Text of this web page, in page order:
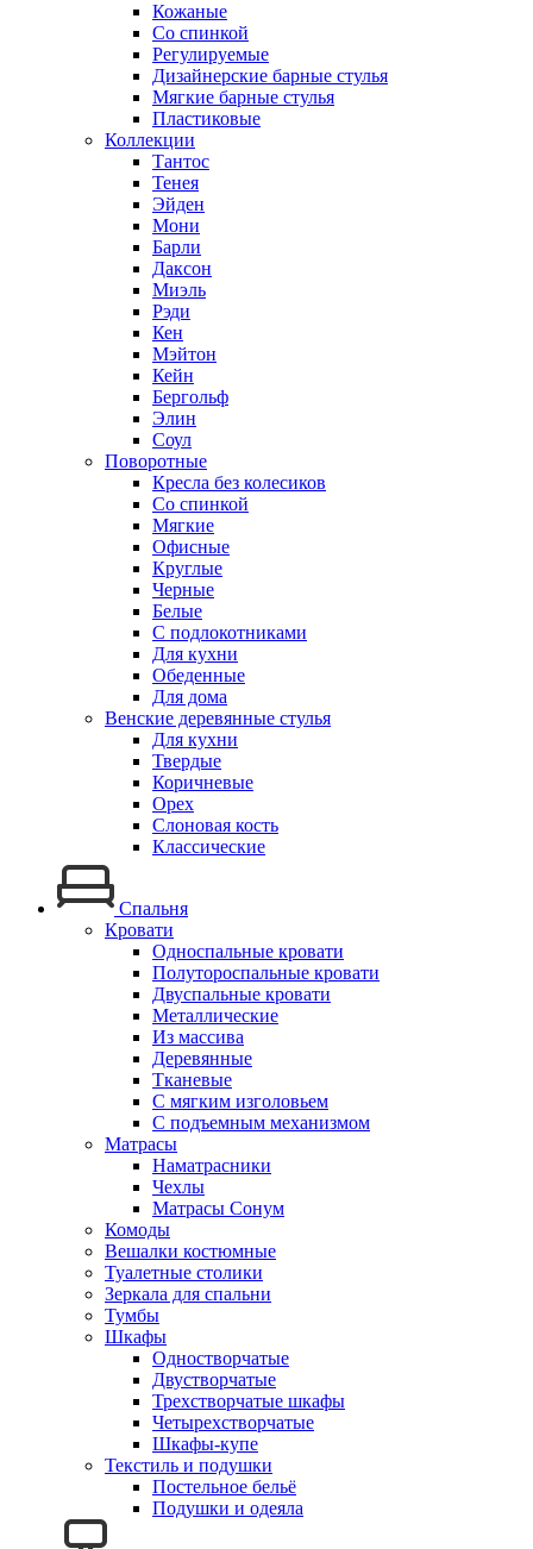
Кожаные
Со спинкой
Регулируемые
Дизайнерские барные стулья
Мягкие барные стулья
Пластиковые
Коллекции
Тантос
Тенея
Эйден
Мони
Барли
Даксон
Миэль
Рэди
Кен
Мэйтон
Кейн
Бергольф
Элин
Соул
Поворотные
Кресла без колесиков
Со спинкой
Мягкие
Офисные
Круглые
Черные
Белые
С подлокотниками
Для кухни
Обеденные
Для дома
Венские деревянные стулья
Для кухни
Твердые
Коричневые
Орех
Слоновая кость
Классические
Спальня
Кровати
Односпальные кровати
Полутороспальные кровати
Двуспальные кровати
Металлические
Из массива
Деревянные
Тканевые
С мягким изголовьем
С подъемным механизмом
Матрасы
Наматрасники
Чехлы
Матрасы Сонум
Комоды
Вешалки костюмные
Туалетные столики
Зеркала для спальни
Тумбы
Шкафы
Одностворчатые
Двустворчатые
Трехстворчатые шкафы
Четырехстворчатые
Шкафы-купе
Текстиль и подушки
Постельное бельё
Подушки и одеяла